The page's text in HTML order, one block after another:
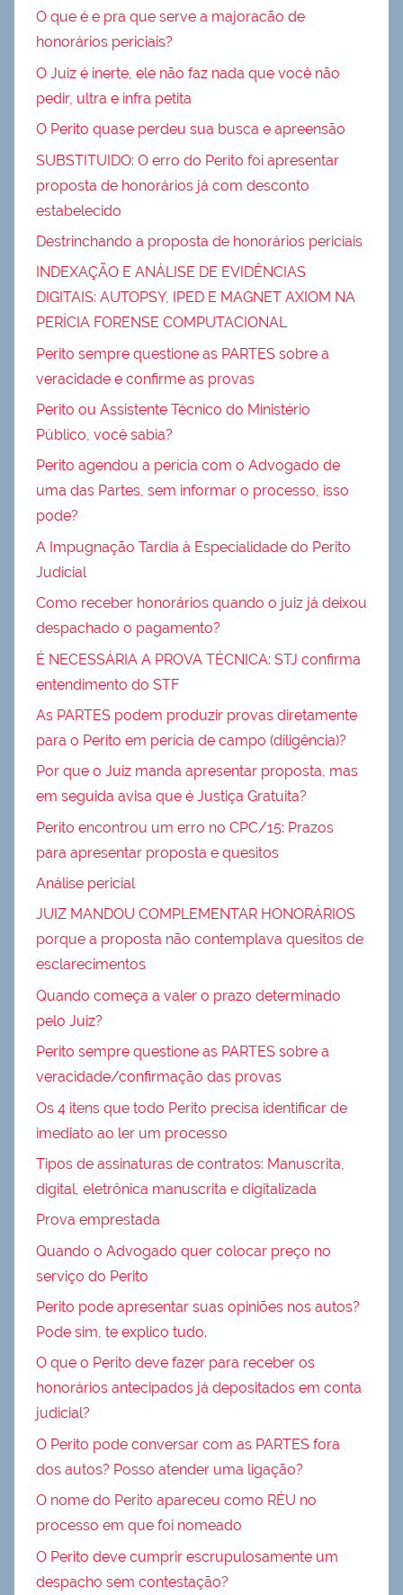
O que é e pra que serve a majoracão de
honorários periciais?
O Juiz é inerte, ele não faz nada que você não
pedir, ultra e infra petita
O Perito quase perdeu sua busca e apreensão
SUBSTITUIDO: O erro do Perito foi apresentar
proposta de honorários já com desconto
estabelecido
Destrinchando a proposta de honorários periciais
INDEXAÇÃO E ANÁLISE DE EVIDÊNCIAS
DIGITAIS: AUTOPSY, IPED E MAGNET AXIOM NA
PERÍCIA FORENSE COMPUTACIONAL
Perito sempre questione as PARTES sobre a
veracidade e confirme as provas
Perito ou Assistente Técnico do Ministério
Público, você sabia?
Perito agendou a perícia com o Advogado de
uma das Partes, sem informar o processo, isso
pode?
A Impugnação Tardia à Especialidade do Perito
Judicial
Como receber honorários quando o juiz já deixou
despachado o pagamento?
É NECESSÁRIA A PROVA TÉCNICA: STJ confirma
entendimento do STF
As PARTES podem produzir provas diretamente
para o Perito em perícia de campo (diligência)?
Por que o Juiz manda apresentar proposta, mas
em seguida avisa que é Justiça Gratuita?
Perito encontrou um erro no CPC/15: Prazos
para apresentar proposta e quesitos
Análise pericial
JUIZ MANDOU COMPLEMENTAR HONORÁRIOS
porque a proposta não contemplava quesitos de
esclarecimentos
Quando começa a valer o prazo determinado
pelo Juiz?
Perito sempre questione as PARTES sobre a
veracidade/confirmação das provas
Os 4 itens que todo Perito precisa identificar de
imediato ao ler um processo
Tipos de assinaturas de contratos: Manuscrita,
digital, eletrônica manuscrita e digitalizada
Prova emprestada
Quando o Advogado quer colocar preço no
serviço do Perito
Perito pode apresentar suas opiniões nos autos?
Pode sim, te explico tudo.
O que o Perito deve fazer para receber os
honorários antecipados já depositados em conta
judicial?
O Perito pode conversar com as PARTES fora
dos autos? Posso atender uma ligação?
O nome do Perito apareceu como RÉU no
processo em que foi nomeado
O Perito deve cumprir escrupulosamente um
despacho sem contestação?